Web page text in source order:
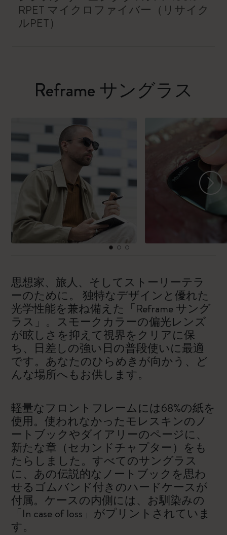
RPET マイクロファイバー（リサイク
ルPET）
Reframe サングラス
思想家、旅人、そしてストーリーテラ
ーのために。 独特なデザインと優れた
光学性能を兼ね備えた「Reframe サング
ラス」。スモークカラーの偏光レンズ
が眩しさを抑えて視界をクリアに保
ち、日差しの強い日の普段使いに最適
です。あなたのひらめきが向かう、ど
んな場所へもお供します。
軽量なフロントフレームには68%の紙を
使用。使われなかったモレスキンのノ
ートブックやダイアリーのページに、
新たな章（セカンドチャプター）をも
たらしました。すべてのサングラス
に、あの伝説的なノートブックを思わ
せるゴムバンド付きのハードケースが
付属。ケースの内側には、お馴染みの
「In case of loss」がプリントされていま
す。